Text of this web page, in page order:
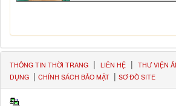
THÔNG TIN THỜI TRANG | LIÊN HỆ | THƯ VIỆN
DỤNG | CHÍNH SÁCH BẢO MẬT | SƠ ĐỒ SITE